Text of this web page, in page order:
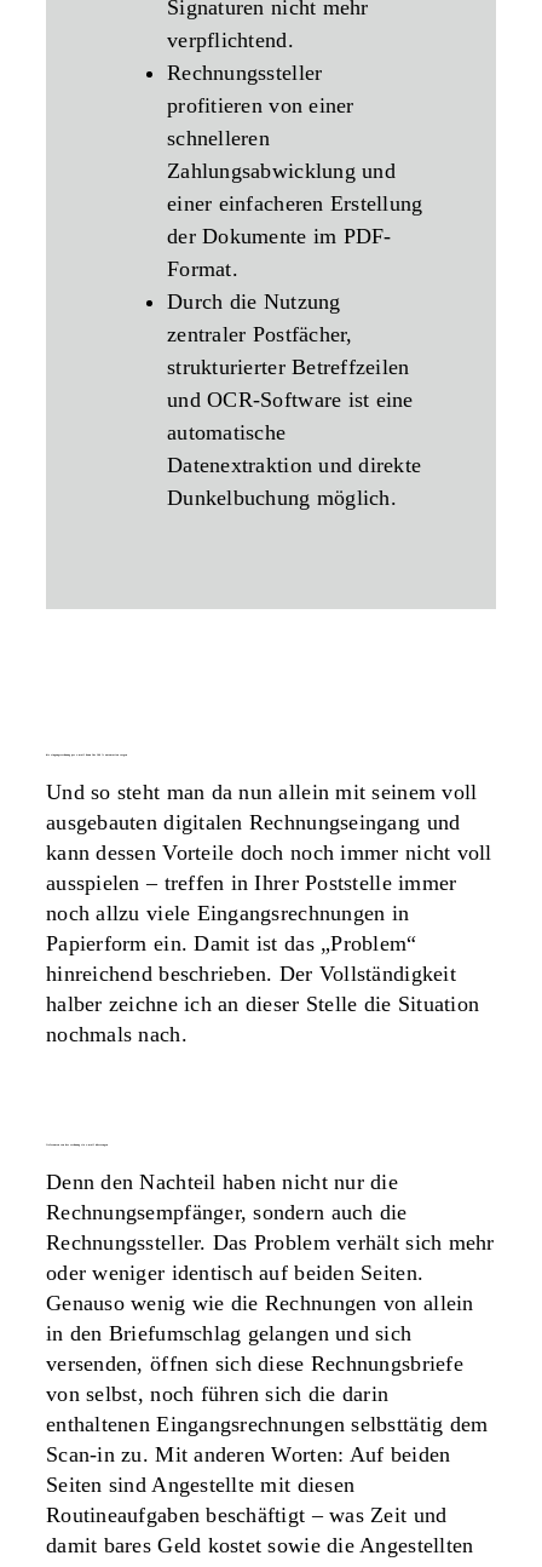
Signaturen nicht mehr
verpflichtend.
Rechnungssteller
profitieren von einer
schnelleren
Zahlungsabwicklung und
einer einfacheren Erstellung
der Dokumente im PDF-
Format.
Durch die Nutzung
zentraler Postfächer,
strukturierter Betreffzeilen
und OCR-Software ist eine
automatische
Datenextraktion und direkte
Dunkelbuchung möglich.
Und so steht man da nun allein mit seinem voll
ausgebauten digitalen Rechnungseingang und
kann dessen Vorteile doch noch immer nicht voll
ausspielen – treffen in Ihrer Poststelle immer
noch allzu viele Eingangsrechnungen in
Papierform ein. Damit ist das „Problem“
hinreichend beschrieben. Der Vollständigkeit
halber zeichne ich an dieser Stelle die Situation
nochmals nach.
Denn den Nachteil haben nicht nur die
Rechnungsempfänger, sondern auch die
Rechnungssteller. Das Problem verhält sich mehr
oder weniger identisch auf beiden Seiten.
Genauso wenig wie die Rechnungen von allein
in den Briefumschlag gelangen und sich
versenden, öffnen sich diese Rechnungsbriefe
von selbst, noch führen sich die darin
enthaltenen Eingangsrechnungen selbsttätig dem
Scan-in zu. Mit anderen Worten: Auf beiden
Seiten sind Angestellte mit diesen
Routineaufgaben beschäftigt – was Zeit und
damit bares Geld kostet sowie die Angestellten